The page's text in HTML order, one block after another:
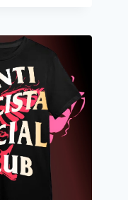
CLP 33.000,00
CLP 35.000,00